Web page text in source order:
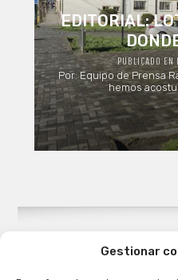
Gestionar
EDITORIAL:
PUBLICADO
Por: Equipo de Prensa
hemos